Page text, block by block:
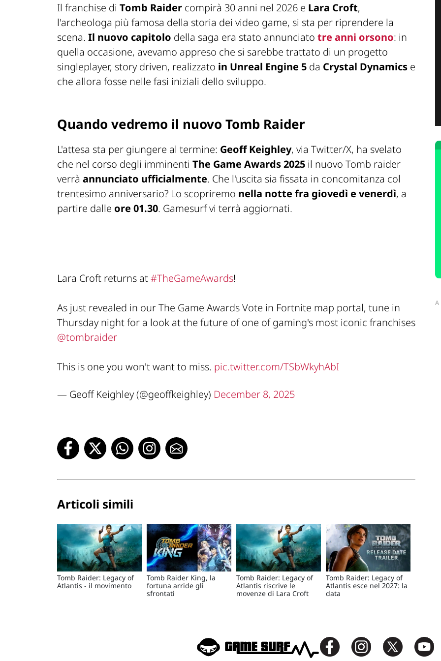
Il franchise di Tomb Raider compirà 30 anni nel 2026 e Lara Croft,
l'archeologa più famosa della storia dei video game, si sta per riprendere la
scena. Il nuovo capitolo della saga era stato annunciato tre anni orsono: in
quella occasione, avevamo appreso che si sarebbe trattato di un progetto
singleplayer, story driven, realizzato in Unreal Engine 5 da Crystal Dynamics e
che allora fosse nelle fasi iniziali dello sviluppo.
Quando vedremo il nuovo Tomb Raider
L'attesa sta per giungere al termine: Geoff Keighley, via Twitter/X, ha svelato
che nel corso degli imminenti The Game Awards 2025 il nuovo Tomb raider
verrà annunciato ufficialmente. Che l'uscita sia fissata in concomitanza col
trentesimo anniversario? Lo scopriremo nella notte fra giovedì e venerdì, a
partire dalle ore 01.30. Gamesurf vi terrà aggiornati.
Lara Croft returns at#TheGameAwards!
As just revealed in our The Game Awards Vote in Fortnite map portal, tune in
Thursday night for a look at the future of one of gaming's most iconic franchises
@tombraider
This is one you won't want to miss. pic.twitter.com/TSbWkyhAbI
— Geoff Keighley (@geoffkeighley) December 8, 2025
Articoli simili
Tomb Raider: Legacy of
Atlantis - il movimento
Tomb Raider King, la
fortuna arride gli
sfrontati
Tomb Raider: Legacy of
Atlantis riscrive le
movenze di Lara Croft
Tomb Raider: Legacy of
Atlantis esce nel 2027: la
data